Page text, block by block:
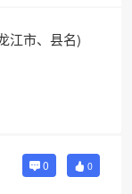
江市、县名)
0 0